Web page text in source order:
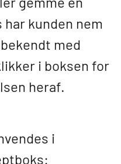
har kunden nem
med
i boksen for
heraf.
i